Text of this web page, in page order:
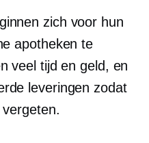
zich voor hun
apotheken te
veel tijd en geld, en
leveringen zodat